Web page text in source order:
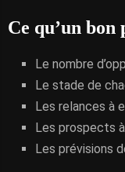
Ce qu’un
Le nombre
Le stade de
Les relances à
Les prospects
Les prévisions